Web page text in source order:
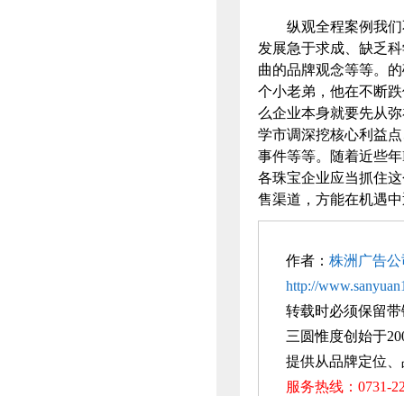
纵观全程案例我们
发展急于求成、缺乏
曲的品牌观念等等。
个小老弟，他在不断
么企业本身就要先从
学市调深挖核心利益
事件等等。随着近些
各珠宝企业应当抓住
售渠道，方能在机遇
作者： 株洲广告公
http://
转载时必须保留
三圆惟度创始于
提供从品牌定位
服务热线：0731-